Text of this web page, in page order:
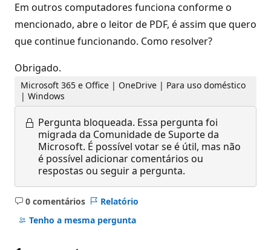
Em outros computadores funciona conforme o
mencionado, abre o leitor de PDF, é assim que quero
que continue funcionando. Como resolver?
Obrigado.
Microsoft 365 e Office | OneDrive | Para uso doméstico
| Windows
Pergunta bloqueada. Essa pergunta foi
migrada da Comunidade de Suporte da
Microsoft. É possível votar se é útil, mas não
é possível adicionar comentários ou
respostas ou seguir a pergunta.
0 comentários
Sem
comentários
Relatório
Tenho a mesma pergunta